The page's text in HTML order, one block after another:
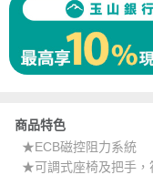
商品特色
★ECB磁控阻力系統
★可調式座椅及把手，